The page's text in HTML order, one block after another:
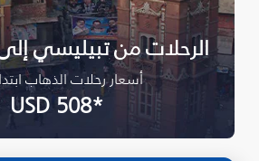
الرحلات من تبيليسي
أسعار رحلات الذهاب
*USD 508